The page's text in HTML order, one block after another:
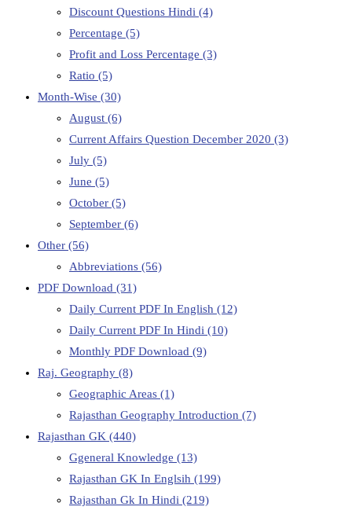
Discount Questions Hindi (4)
Percentage (5)
Profit and Loss Percentage (3)
Ratio (5)
Month-Wise (30)
August (6)
Current Affairs Question December 2020 (3)
July (5)
June (5)
October (5)
September (6)
Other (56)
Abbreviations (56)
PDF Download (31)
Daily Current PDF In English (12)
Daily Current PDF In Hindi (10)
Monthly PDF Download (9)
Raj. Geography (8)
Geographic Areas (1)
Rajasthan Geography Introduction (7)
Rajasthan GK (440)
Ggeneral Knowledge (13)
Rajasthan GK In Englsih (199)
Rajasthan Gk In Hindi (219)